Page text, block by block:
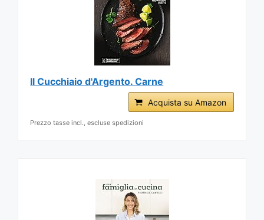
Il Cucchiaio d'Argento. Carne
Acquista su Amazon
Prezzo tasse incl., escluse spedizioni